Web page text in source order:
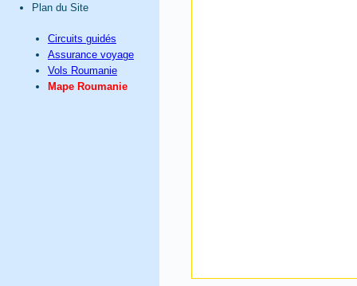
Plan du Site
Circuits guidés
Assurance voyage
Vols Roumanie
Mape Roumanie